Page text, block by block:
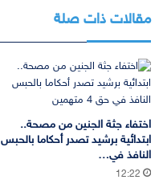
مقالات ذات صلة
اختفاء جثة الجنين من مصحة..
ابتدائية برشيد تصدر أحكاما بالحبس
النافذ في…
12:22